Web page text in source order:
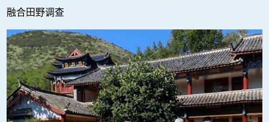
融合田野调查